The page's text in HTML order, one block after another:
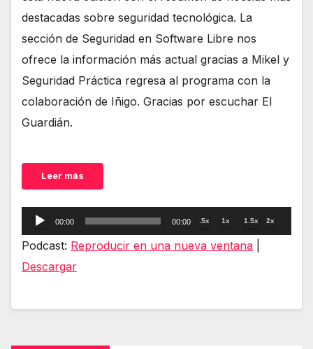
destacadas sobre seguridad tecnológica. La
sección de Seguridad en Software Libre nos
ofrece la información más actual gracias a Mikel y
Seguridad Práctica regresa al programa con la
colaboración de Iñigo. Gracias por escuchar El
Guardián.
Leer más
Reproductor
de
audio
00:00 00:00 .5x 1x 1.5x 2x
Podcast: Reproducir en una nueva ventana
Descargar